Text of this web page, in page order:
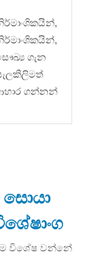
ගැන
ගන්නන්
විශේෂ වන්නේ